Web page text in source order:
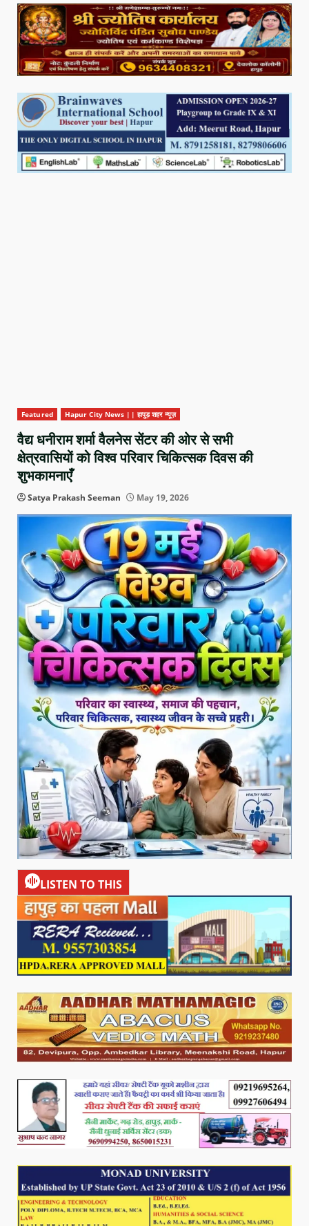
Featured Hapur City News || हापुड़ शहर न्यूज़
वैद्य धनीराम शर्मा वैलनेस सेंटर की ओर से सभी
क्षेत्रवासियों को विश्व परिवार चिकित्सक दिवस की
शुभकामनाएँ
Satya Prakash Seeman May 19, 2026
LISTEN TO THIS